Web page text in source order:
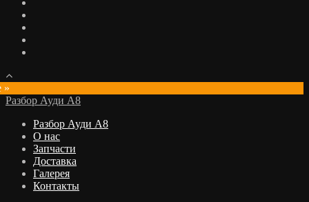
»
Разбор Ауди А8
Разбор Ауди А8
О нас
Запчасти
Доставка
Галерея
Контакты